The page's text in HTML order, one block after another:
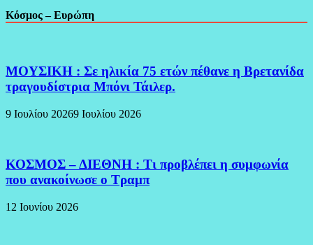
Κόσμος – Ευρώπη
ΜΟΥΣΙΚΗ : Σε ηλικία 75 ετών πέθανε η Βρετανίδα
τραγουδίστρια Μπόνι Τάιλερ.
9 Ιουλίου 20269 Ιουλίου 2026
ΚΟΣΜΟΣ – ΔΙΕΘΝΗ : Τι προβλέπει η συμφωνία
που ανακοίνωσε ο Τραμπ
12 Ιουνίου 2026